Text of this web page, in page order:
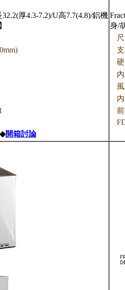
32.2(厚4.3-7.2)/U高7.7(4.8)/鋁機
開箱討論
身/